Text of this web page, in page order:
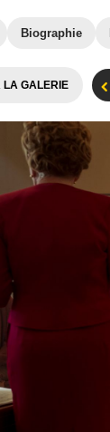
Biographie
LA GALERIE